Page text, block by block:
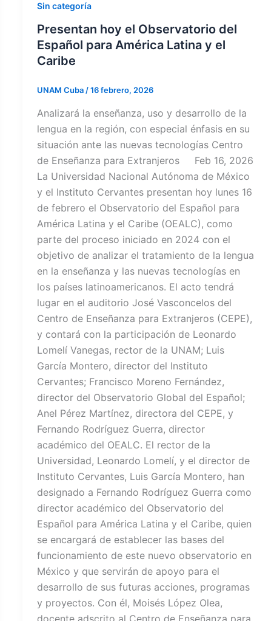
Sin categoría
Presentan hoy el Observatorio del
Español para América Latina y el
Caribe
UNAM Cuba /16 febrero, 2026
Analizará la enseñanza, uso y desarrollo de la
lengua en la región, con especial énfasis en su
situación ante las nuevas tecnologías Centro
de Enseñanza para Extranjeros Feb 16, 2026
La Universidad Nacional Autónoma de México
y el Instituto Cervantes presentan hoy lunes 16
de febrero el Observatorio del Español para
América Latina y el Caribe (OEALC), como
parte del proceso iniciado en 2024 con el
objetivo de analizar el tratamiento de la lengua
en la enseñanza y las nuevas tecnologías en
los países latinoamericanos. El acto tendrá
lugar en el auditorio José Vasconcelos del
Centro de Enseñanza para Extranjeros (CEPE),
y contará con la participación de Leonardo
Lomelí Vanegas, rector de la UNAM; Luis
García Montero, director del Instituto
Cervantes; Francisco Moreno Fernández,
director del Observatorio Global del Español;
Anel Pérez Martínez, directora del CEPE, y
Fernando Rodríguez Guerra, director
académico del OEALC. El rector de la
Universidad, Leonardo Lomelí, y el director de
Instituto Cervantes, Luis García Montero, han
designado a Fernando Rodríguez Guerra como
director académico del Observatorio del
Español para América Latina y el Caribe, quien
se encargará de establecer las bases del
funcionamiento de este nuevo observatorio en
México y que servirán de apoyo para el
desarrollo de sus futuras acciones, programas
y proyectos. Con él, Moisés López Olea,
docente adscrito al Centro de Enseñanza para